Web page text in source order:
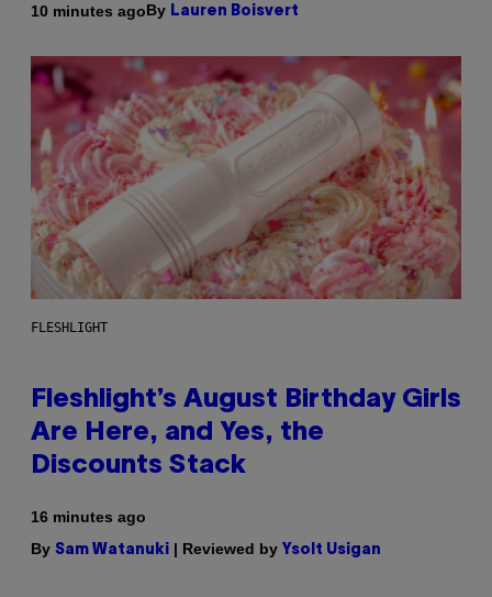
10 minutes agoBy Lauren Boisvert
FLESHLIGHT
Fleshlight’s August Birthday Girls
Are Here, and Yes, the
Discounts Stack
16 minutes ago
By Sam Watanuki | Reviewed by Ysolt Usigan